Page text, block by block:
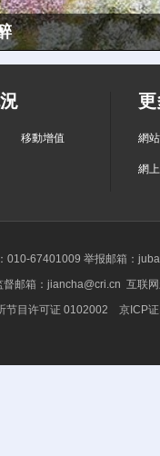
移動增值 網
網
010-67401009 举报邮箱：
邮箱：jiancha@cri.cn 互联
节目许可证 0102002 京ICP